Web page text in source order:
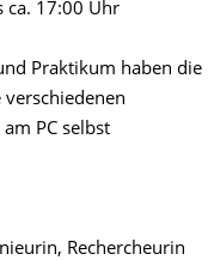
ca. 17:00 Uhr
Praktikum haben die
verschiedenen
PC selbst
Rechercheurin